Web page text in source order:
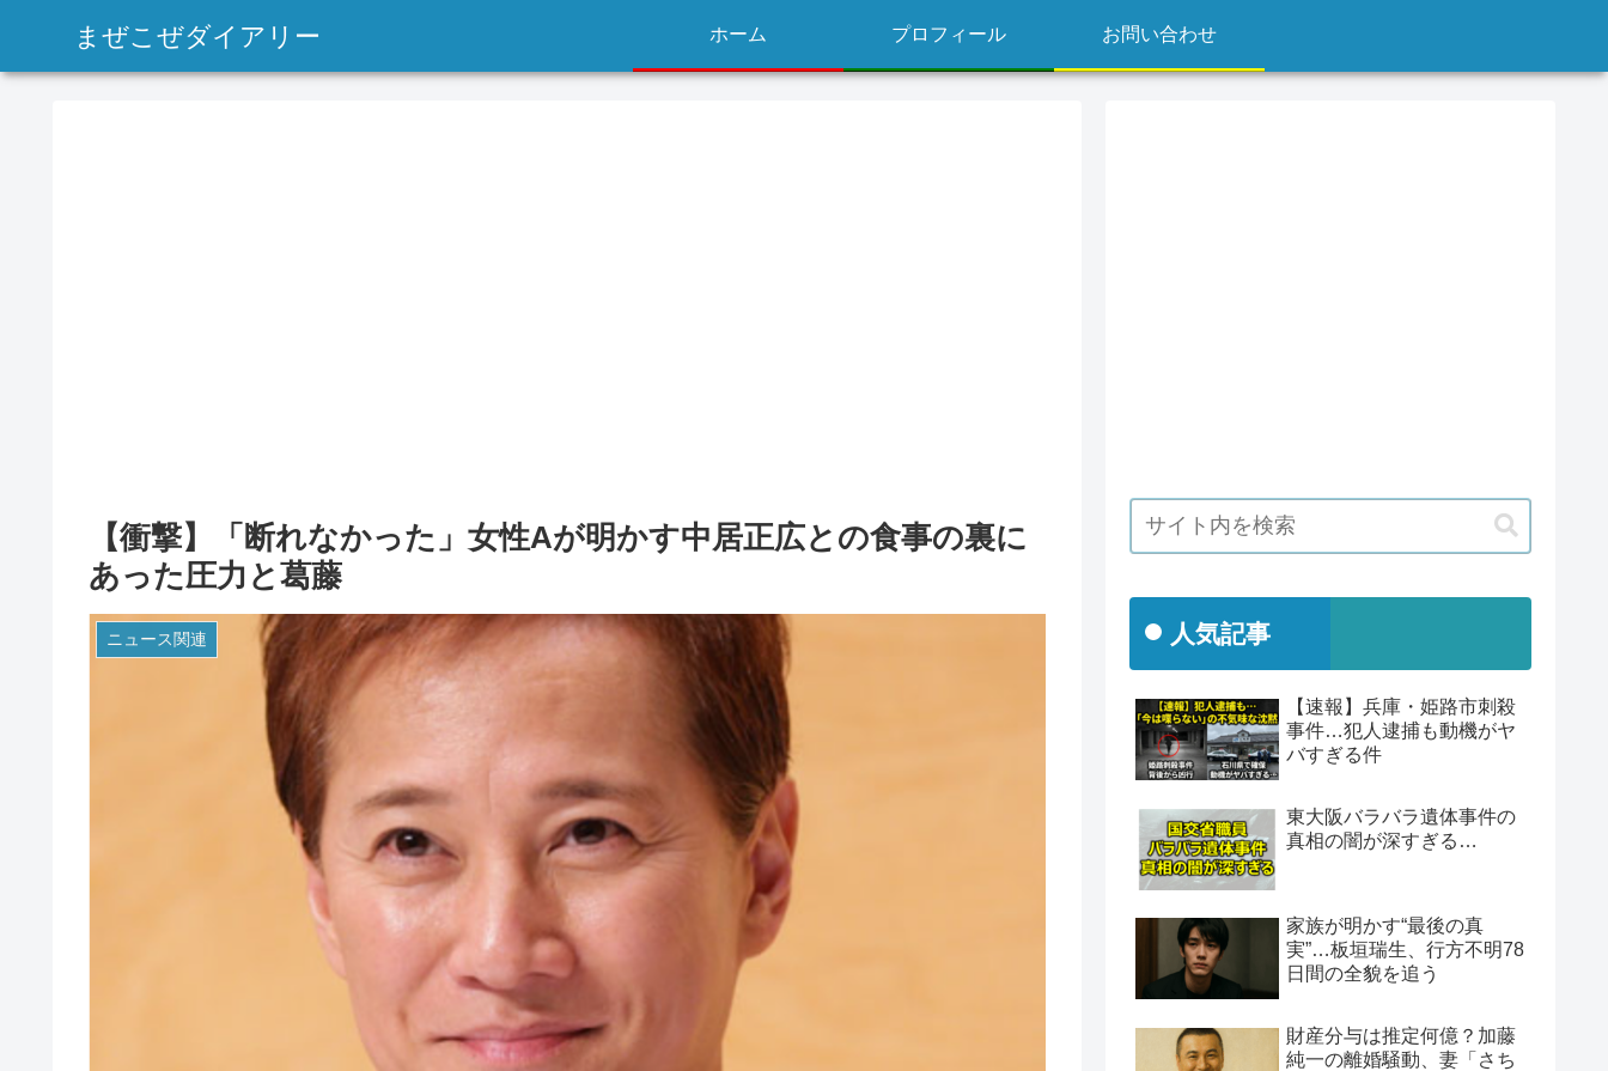
まぜこぜダイアリー ホーム プロフィール お問い合わせ
【衝撃】「断れなかった」女性Aが明かす中居正広との食事の裏に
あった圧力と葛藤
ニュース関連 人気記事
【速報】兵庫・姫路市刺殺
事件…犯人逮捕も動機がヤ
バすぎる件
東大阪バラバラ遺体事件の
真相の闇が深すぎる…
家族が明かす“最後の真
実”…板垣瑞生、行方不明78
日間の全貌を追う
財産分与は推定何億？加藤
純一の離婚騒動、妻「さち